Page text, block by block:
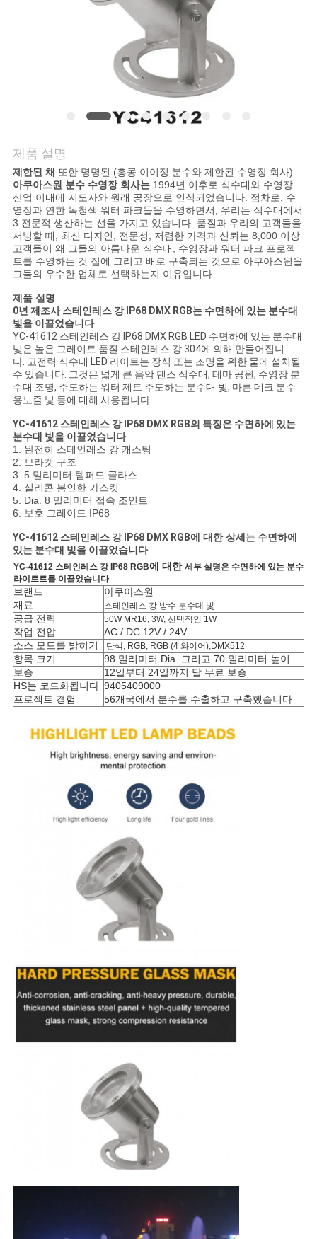
요
청
하
다
NEWS
사
이
트
맵
PRIVACY
POLICY
제품 설명
제한된 채 또한 명명된 (홍콩 이이정 분수와 제한된 수영장 회사)
아쿠아스원 분수 수영장 회사는1994년 이후로 식수대와 수영장
산업 이내에 지도자와 원래 공장으로 인식되었습니다. 점차로, 수
영장과 연한 녹청색 워터 파크들을 수영하면서, 우리는 식수대에서
3 전문적 생산하는 선을 가지고 있습니다. 품질과 우리의 고객들을
서빙할 때, 최신 디자인, 전문성, 저렴한 가격과 신뢰는 8,000 이상
고객들이 왜 그들의 아름다운 식수대, 수영장과 워터 파크 프로젝
트를 수영하는 것 집에 그리고 배로 구축되는 것으로 아쿠아스원을
그들의 우수한 업체로 선택하는지 이유입니다.
제품 설명
0년 제조사 스테인레스 강 IP68 DMX RGB는 수면하에 있는 분수대
빛을 이끌었습니다
YC-41612 스테인레스 강 IP68 DMX RGB LED 수면하에 있는 분수대
빛은 높은 그레이트 품질 스테인레스 강 304에 의해 만들어집니
다. 고전력 식수대 LED 라이트는 장식 또는 조명을 위한 물에 설치될
수 있습니다. 그것은 넓게 큰 음악 댄스 식수대, 테마 공원, 수영장 분
수대 조명, 주도하는 워터 제트 주도하는 분수대 빛, 마른 데크 분수
용노즐 빛 등에 대해 사용됩니다
YC-41612 스테인레스 강 IP68 DMX RGB의 특징은 수면하에 있는
분수대 빛을 이끌었습니다
1. 완전히 스테인레스 강 캐스팅
2. 브라켓 구조
3. 5 밀리미터 템퍼드 글라스
4. 실리콘 봉인한 가스킷
5. Dia. 8 밀리미터 접속 조인트
6. 보호 그레이드 IP68
YC-41612 스테인레스 강 IP68 DMX RGB에 대한상세는 수면하에
있는 분수대 빛을 이끌었습니다
YC-41612 스테인레스 강 IP68 RGB에 대한 세부 설명은 수면하에 있는 분수
라이트트를 이끌었습니다
브랜드
아쿠아스원
재료
스테인레스 강 방수 분수대 빛
공급 전력 50W MR16, 3W, 선택적인 1W
작업 전압
AC / DC 12V / 24V
소스 모드를 밝히기
단색, RGB, RGB (4 와이어),DMX512
항목 크기
98 밀리미터 Dia. 그리고 70 밀리미터 높이
보증
12일부터 24일까지 달 무료 보증
HS는 코드화됩니다 9405409000
프로젝트 경험
56개국에서 분수를 수출하고 구축했습니다